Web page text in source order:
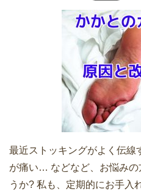
最近ストッキングがよく伝
が痛い… などなど、お悩みの
うか? 私も、定期的にお手入